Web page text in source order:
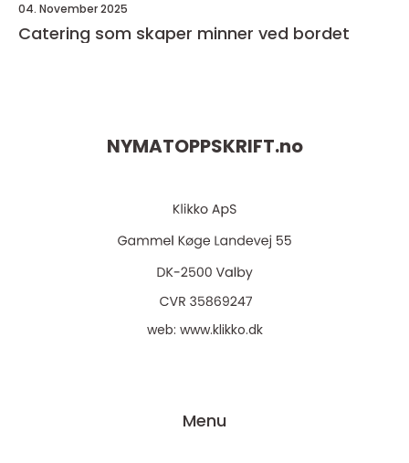
04. November 2025
Catering som skaper minner ved bordet
NYMATOPPSKRIFT.no
web: www.klikko.dk
Menu